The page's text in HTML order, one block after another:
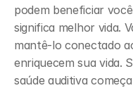
podem beneficiar
significa melhor vida.
mantê-lo conectado
enriquecem sua vida.
saúde auditiva